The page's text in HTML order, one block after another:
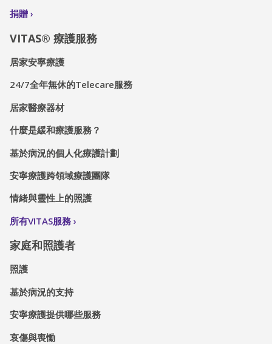
捐贈
VITAS® 療護服務
居家安寧療護
24/7全年無休的Telecare服務
居家醫療器材
什麼是緩和療護服務？
基於病況的個人化療護計劃
安寧療護跨領域療護團隊
情緒與靈性上的照護
所有VITAS服務
家庭和照護者
照護
基於病況的支持
安寧療護提供哪些服務
哀傷與喪慟